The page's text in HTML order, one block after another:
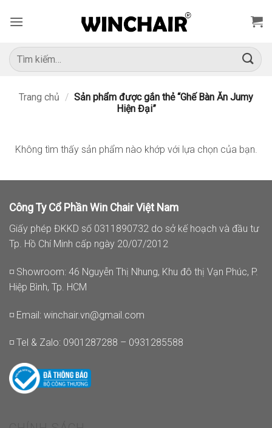
qua
dung
Tìm
kiếm:
Trang chủ / Sản phẩm được gắn thẻ “Ghế Bàn Ăn Jumy
Hiện Đại”
Không tìm thấy sản phẩm nào khớp với lựa chọn của bạn.
Công Ty Cổ Phần Win Chair Việt Nam
Giấy phép ĐKKD số 0311890732 do sở kế hoạch và đầu tư
Tp. Hồ Chí Minh cấp ngày 20/07/2012
◽ Showroom: 46 Nguyễn Thị Nhung, Khu đô thị Vạn Phúc, P.
Hiệp Bình, Tp. HCM
◽ Email: winchair.vn@gmail.com
◽ Tel & Zalo: 0901287288 – 0931285588